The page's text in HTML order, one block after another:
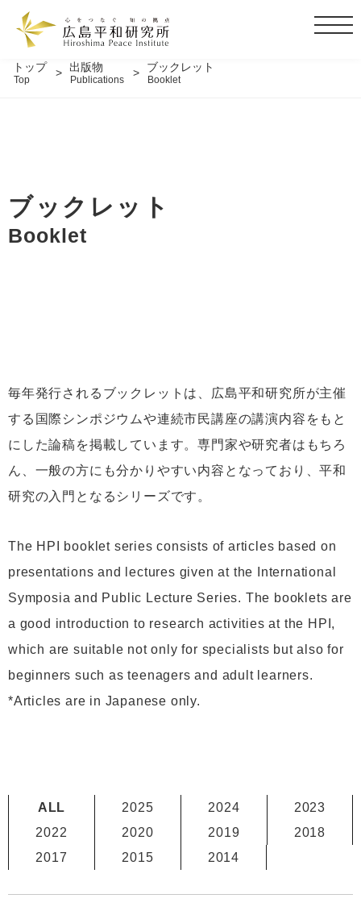
t
トップ
Top
出版物
Publications
ブックレット
Booklet
ブックレット
Booklet
毎年発行されるブックレットは、広島平和研究所が主催
する国際シンポジウムや連続市民講座の講演内容をもと
にした論稿を掲載しています。専門家や研究者はもちろ
ん、一般の方にも分かりやすい内容となっており、平和
研究の入門となるシリーズです。
The HPI booklet series consists of articles based on
presentations and lectures given at the International
Symposia and Public Lecture Series. The booklets are
a good introduction to research activities at the HPI,
which are suitable not only for specialists but also for
beginners such as teenagers and adult learners.
*Articles are in Japanese only.
ALL 2025 2024
2023
2022
2020 2019
2018
2017
2015 2014